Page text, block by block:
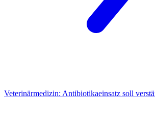
Veterinärmedizin: Antibiotikaeinsatz soll